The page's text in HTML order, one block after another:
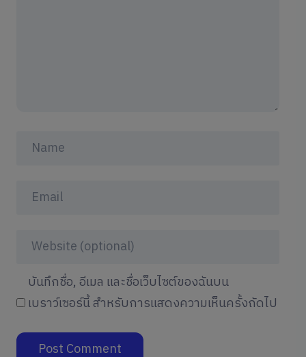
บันทึกชื่อ, อีเมล และชื่อเว็บไซต์ของฉันบน
เบราว์เซอร์นี้ สำหรับการแสดงความเห็นครั้งถัดไป